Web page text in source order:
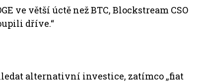
ve větší úctě než BTC, Blockstream CSO
dříve.“
alternativní investice, zatímco „fiat